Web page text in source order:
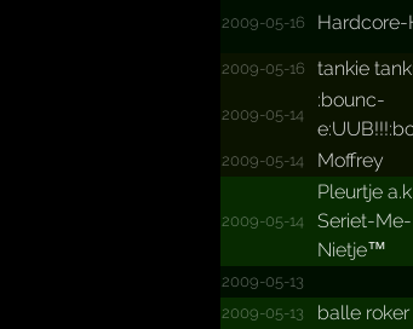
2009-05-16 Hardcore-
2009-05-16 tankie
2009-05-14
:bounc­
2009-05-14 Moffrey
2009-05-14
Pleurtje
Seriet-Me-
Nietje™
2009-05-13
2009-05-13 balle roker